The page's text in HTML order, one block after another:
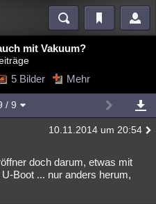
Videos
Mystery Kriminalfälle
Technologie Ufologie
mit Vakuum?
5 Bilder Mehr
/ 9
10.11.2014 um 20:54
doch darum, etwas mit
Boot ... nur anders herum,